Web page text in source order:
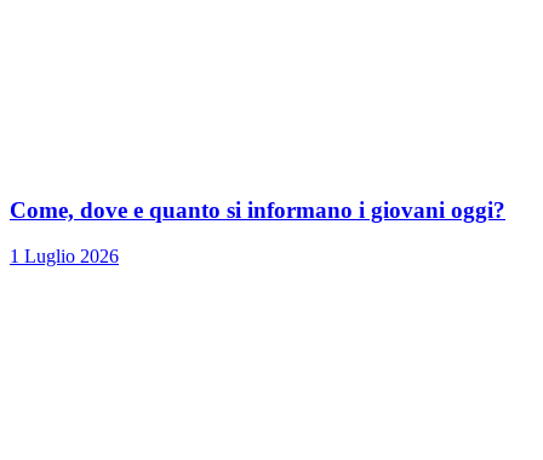
Come, dove e quanto si informano i giovani oggi?
1 Luglio 2026